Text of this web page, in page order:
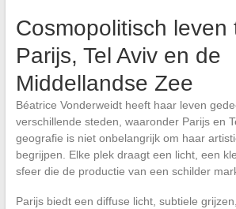
Cosmopolitisch leven
Parijs, Tel Aviv en de
Middellandse Zee
Béatrice Vonderweidt heeft haar leven
verschillende steden, waaronder Parijs en
geografie is niet onbelangrijk om haar
begrijpen. Elke plek draagt een licht, een
sfeer die de productie van een schilder
Parijs biedt een diffuse licht, subtiele